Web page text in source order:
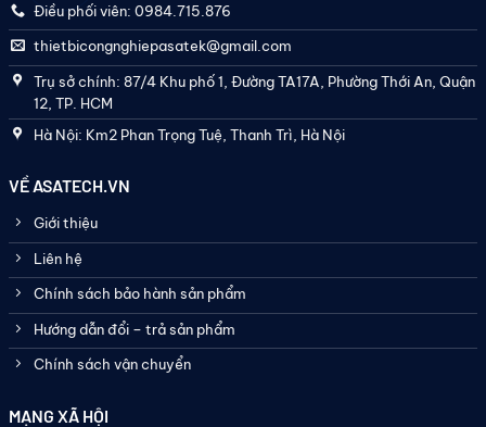
Điều phối viên: 0984.715.876
thietbicongnghiepasatek@gmail.com
Trụ sở chính: 87/4 Khu phố 1, Đường TA17A, Phường Thới An, Quận
12, TP. HCM
Hà Nội: Km2 Phan Trọng Tuệ, Thanh Trì, Hà Nội
VỀ ASATECH.VN
Giới thiệu
Liên hệ
Chính sách bảo hành sản phẩm
Hướng dẫn đổi – trả sản phẩm
Chính sách vận chuyển
MẠNG XÃ HỘI